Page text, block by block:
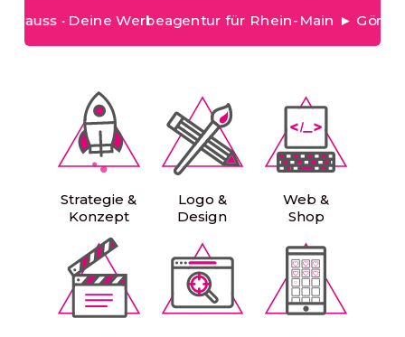
▪ Deine Werbeagentur für Rhein-Main ► Gönn Dir
Strategie &
Konzept
Logo &
Design
Web &
Shop